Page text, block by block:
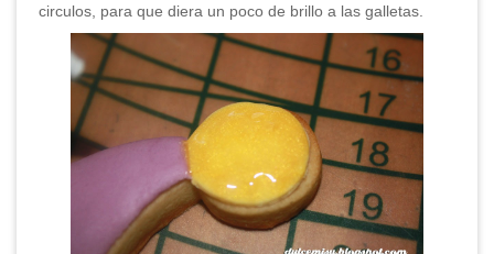
circulos, para que diera un poco de brillo a las galletas.